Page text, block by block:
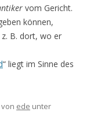
vom Gericht.
können,
B. dort, wo er
“ liegt im Sinne des
von ede unter